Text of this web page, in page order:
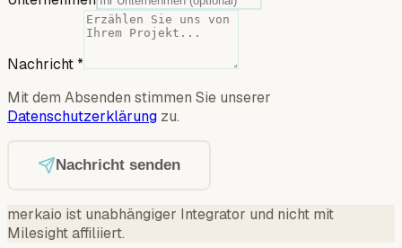
Nachricht *
Mit dem Absenden stimmen Sie unserer
Datenschutzerklärung zu.
Nachricht senden
merkaio ist unabhängiger Integrator und nicht mit
Milesight affiliiert.